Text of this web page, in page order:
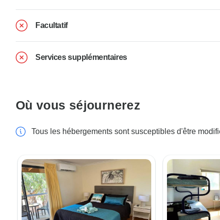
Facultatif
Services supplémentaires
Où vous séjournerez
Tous les hébergements sont susceptibles d'être